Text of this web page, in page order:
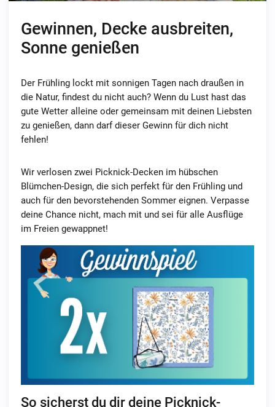
Gewinnen, Decke ausbreiten,
Sonne genießen
Der Frühling lockt mit sonnigen Tagen nach draußen in
die Natur, findest du nicht auch? Wenn du Lust hast das
gute Wetter alleine oder gemeinsam mit deinen Liebsten
zu genießen, dann darf dieser Gewinn für dich nicht
fehlen!
Wir verlosen zwei Picknick-Decken im hübschen
Blümchen-Design, die sich perfekt für den Frühling und
auch für den bevorstehenden Sommer eignen. Verpasse
deine Chance nicht, mach mit und sei für alle Ausflüge
im Freien gewappnet!
So sicherst du dir deine Picknick-